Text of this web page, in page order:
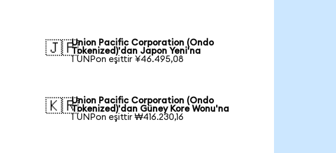
🇯🇵Union Pacific Corporation (Ondo
Tokenized)'dan Japon Yeni'na
1 UNPon eşittir ¥46.495,08
🇰🇷Union Pacific Corporation (Ondo
Tokenized)'dan Güney Kore Wonu'na
1 UNPon eşittir ₩416.230,16